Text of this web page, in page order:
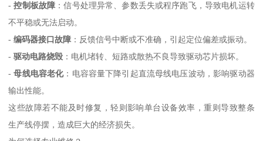
-控制板故障 ：信号处理异常、参数丢失或程序跑飞，导致电机运转
不平稳或无法启动。
-编码器接口故障 ：反馈信号中断或不准确，引起定位偏差或振动。
-驱动电路烧毁 ：电机堵转、短路或散热不良导致驱动芯片损坏。
-母线电容老化：电容容量下降引起直流母线电压波动，影响驱动器
输出性能。
这些故障若不能及时修复，轻则影响单台设备效率，重则导致整条
生产线停摆，造成巨大的经济损失。